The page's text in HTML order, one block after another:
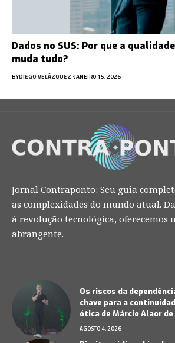
Dados no SUS: Por que a
muda tudo?
BYDIEGO VELÁZQUEZ JANEIRO 15, 2026
Jornal Contraponto: Seu guia
as complexidades do mundo atual.
à revolução tecnológica, oferecemos
abrangente.
Os riscos da
chave para a
ótica de Márcio Alaor
AGOSTO 4, 2026